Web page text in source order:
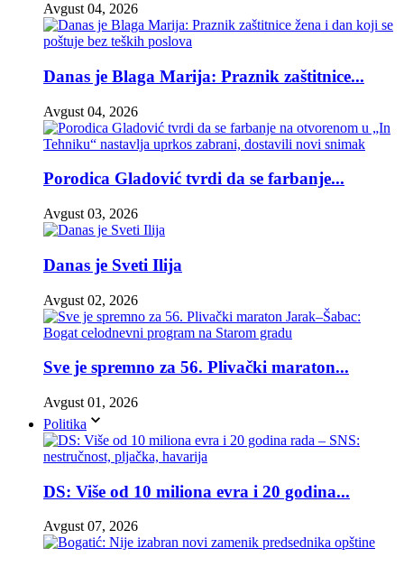
Avgust 04, 2026
Danas je Blaga Marija: Praznik zaštitnice...
Avgust 04, 2026
Porodica Gladović tvrdi da se farbanje...
Avgust 03, 2026
Danas je Sveti Ilija
Avgust 02, 2026
Sve je spremno za 56. Plivački maraton...
Avgust 01, 2026
Politika
DS: Više od 10 miliona evra i 20 godina...
Avgust 07, 2026